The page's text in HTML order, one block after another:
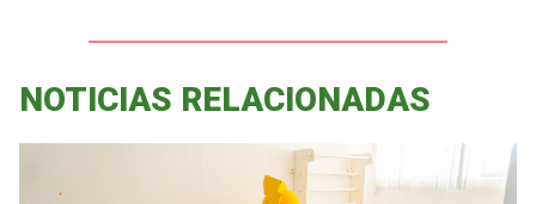
NOTICIAS RELACIONADAS